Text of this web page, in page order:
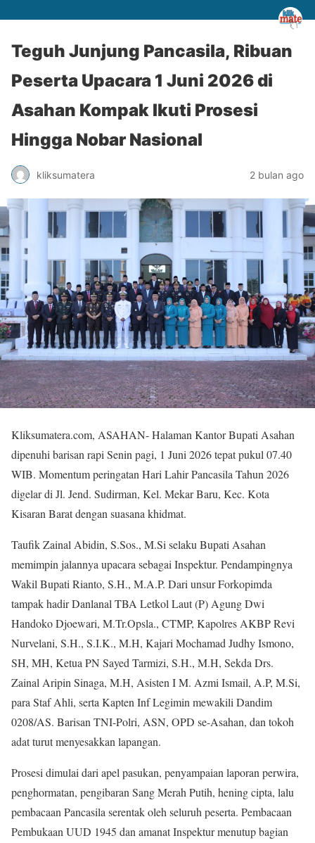
Teguh Junjung Pancasila, Ribuan
Peserta Upacara 1 Juni 2026 di
Asahan Kompak Ikuti Prosesi
Hingga Nobar Nasional
kliksumatera 2 bulan ago
Kliksumatera.com, ASAHAN- Halaman Kantor Bupati Asahan
dipenuhi barisan rapi Senin pagi, 1 Juni 2026 tepat pukul 07.40
WIB. Momentum peringatan Hari Lahir Pancasila Tahun 2026
digelar di Jl. Jend. Sudirman, Kel. Mekar Baru, Kec. Kota
Kisaran Barat dengan suasana khidmat.
Taufik Zainal Abidin, S.Sos., M.Si selaku Bupati Asahan
memimpin jalannya upacara sebagai Inspektur. Pendampingnya
Wakil Bupati Rianto, S.H., M.A.P. Dari unsur Forkopimda
tampak hadir Danlanal TBA Letkol Laut (P) Agung Dwi
Handoko Djoewari, M.Tr.Opsla., CTMP, Kapolres AKBP Revi
Nurvelani, S.H., S.I.K., M.H, Kajari Mochamad Judhy Ismono,
SH, MH, Ketua PN Sayed Tarmizi, S.H., M.H, Sekda Drs.
Zainal Aripin Sinaga, M.H, Asisten I M. Azmi Ismail, A.P, M.Si,
para Staf Ahli, serta Kapten Inf Legimin mewakili Dandim
0208/AS. Barisan TNI-Polri, ASN, OPD se-Asahan, dan tokoh
adat turut menyesakkan lapangan.
Prosesi dimulai dari apel pasukan, penyampaian laporan perwira,
penghormatan, pengibaran Sang Merah Putih, hening cipta, lalu
pembacaan Pancasila serentak oleh seluruh peserta. Pembacaan
Pembukaan UUD 1945 dan amanat Inspektur menutup bagian